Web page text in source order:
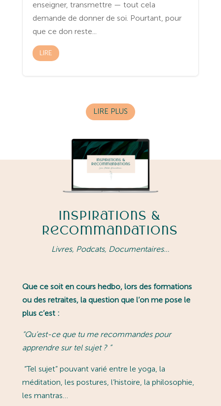
enseigner, transmettre — tout cela
demande de donner de soi. Pourtant, pour
que ce don reste...
LIRE
LIRE PLUS
Inspirations &
Recommandations
Livres, Podcats, Documentaires…
Que ce soit en cours hedbo, lors des formations
ou des retraites, la question que l’on me pose le
plus c’est :
“Qu’est-ce que tu me recommandes pour
apprendre sur tel sujet ? ”
“Tel sujet” pouvant varié entre le yoga, la
méditation, les postures, l’histoire, la philosophie,
les mantras…